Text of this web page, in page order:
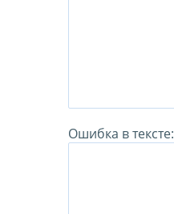
Ошибка в тексте: